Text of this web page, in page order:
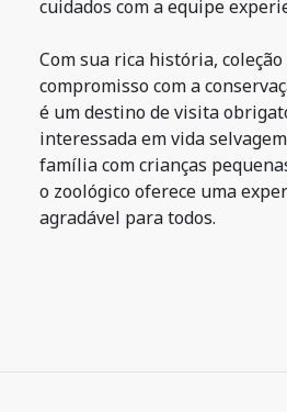
cuidados com a equipe
Com sua rica história,
compromisso com a
é um destino de visita
interessada em vida
família com crianças
o zoológico oferece uma
agradável para todos.